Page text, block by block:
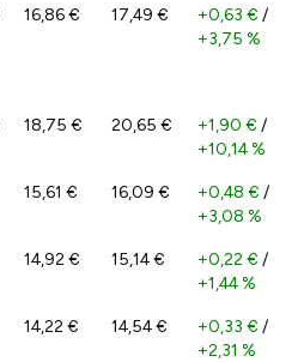
16,86 € 17,49 € +0,63 € /
+3,75 %
18,75 € 20,65 € +1,90 € /
+10,14 %
15,61 € 16,09 € +0,48 € /
+3,08 %
14,92 € 15,14 € +0,22 € /
+1,44 %
14,22 € 14,54 € +0,33 € /
+2,31 %